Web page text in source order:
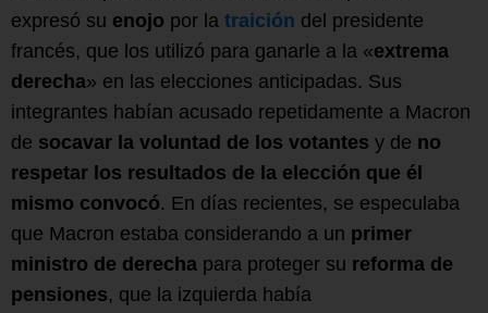
expresó su enojo por la traición del presidente
francés, que los utilizó para ganarle a la «extrema
derecha» en las elecciones anticipadas. Sus
integrantes habían acusado repetidamente a Macron
de socavar la voluntad de los votantes y de no
respetar los resultados de la elección que él
mismo convocó. En días recientes, se especulaba
que Macron estaba considerando a un primer
ministro de derecha para proteger su reforma de
pensiones, que la izquierda había